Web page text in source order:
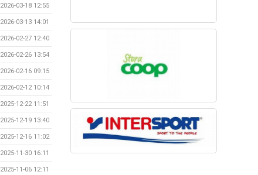
2026-03-18 12:55
2026-03-13 14:01
2026-02-27 12:40
2026-02-26 13:54
2026-02-16 09:15
2026-02-12 10:14
2025-12-22 11:51
2025-12-19 13:40
2025-12-16 11:02
2025-11-30 16:11
2025-11-06 12:11